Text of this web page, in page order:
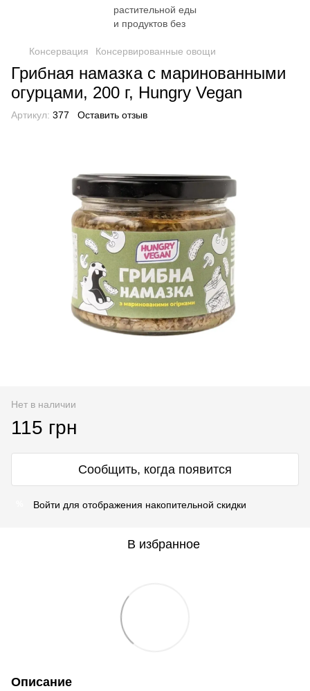
Консервация Консервированные овощи
Грибная намазка с маринованными
огурцами, 200 г, Hungry Vegan
Артикул: 377 Оставить отзыв
Нет в наличии
115 грн
Сообщить, когда появится
Войти для отображения накопительной скидки
В избранное
Описание